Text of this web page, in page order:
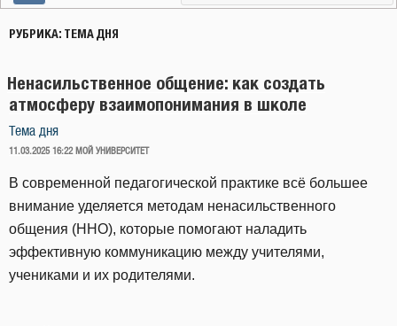
РУБРИКА: ТЕМА ДНЯ
Ненасильственное общение: как создать
атмосферу взаимопонимания в школе
Тема дня
ОПУБЛИКОВАНО
11.03.2025 16:22 МОЙ УНИВЕРСИТЕТ
В современной педагогической практике всё большее
внимание уделяется методам ненасильственного
общения (ННО), которые помогают наладить
эффективную коммуникацию между учителями,
учениками и их родителями.